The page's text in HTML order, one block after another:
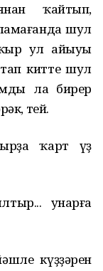
ҡайтып,
шул
ул айыуы
китте шул
ла бирер
тей.
ҡарт үҙ
Һунарға
күҙҙәрен